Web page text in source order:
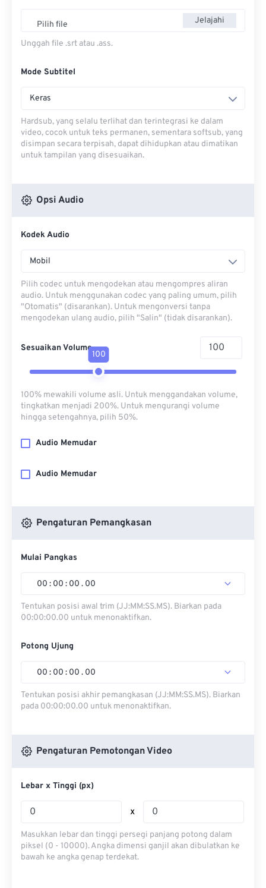
Pilih file Jelajahi
Unggah file .srt atau .ass.
Mode Subtitel
Keras
Hardsub, yang selalu terlihat dan terintegrasi ke dalam
video, cocok untuk teks permanen, sementara softsub, yang
disimpan secara terpisah, dapat dihidupkan atau dimatikan
untuk tampilan yang disesuaikan.
Opsi Audio
Kodek Audio
Mobil
Pilih codec untuk mengodekan atau mengompres aliran
audio. Untuk menggunakan codec yang paling umum, pilih
"Otomatis" (disarankan). Untuk mengonversi tanpa
mengodekan ulang audio, pilih "Salin" (tidak disarankan).
Sesuaikan Volume
100
100% mewakili volume asli. Untuk menggandakan volume,
tingkatkan menjadi 200%. Untuk mengurangi volume
hingga setengahnya, pilih 50%.
Audio Memudar
Audio Memudar
Pengaturan Pemangkasan
Mulai Pangkas
00 : 00 : 00 . 00
Tentukan posisi awal trim (JJ:MM:SS.MS). Biarkan pada
00:00:00.00 untuk menonaktifkan.
Potong Ujung
00 : 00 : 00 . 00
Tentukan posisi akhir pemangkasan (JJ:MM:SS.MS). Biarkan
pada 00:00:00.00 untuk menonaktifkan.
Pengaturan Pemotongan Video
Lebar x Tinggi (px)
x
Masukkan lebar dan tinggi persegi panjang potong dalam
piksel (0 - 10000). Angka dimensi ganjil akan dibulatkan ke
bawah ke angka genap terdekat.